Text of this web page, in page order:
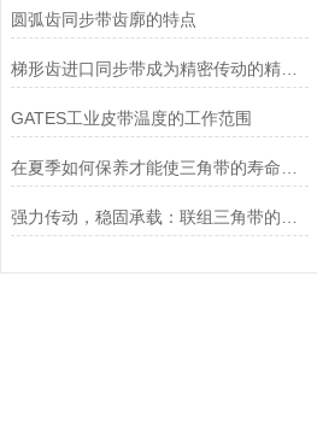
圆弧齿同步带齿廓的特点
梯形齿进口同步带成为精密传动的精准动力载体
GATES工业皮带温度的工作范围